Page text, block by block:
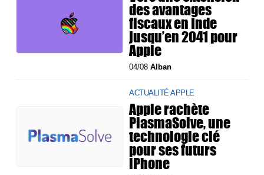
des avantages
fiscaux en Inde
jusqu’en 2041 pour
Apple
04/08Alban
ACTUALITÉ APPLE
Apple rachète
PlasmaSolve, une
technologie clé
pour ses futurs
iPhone